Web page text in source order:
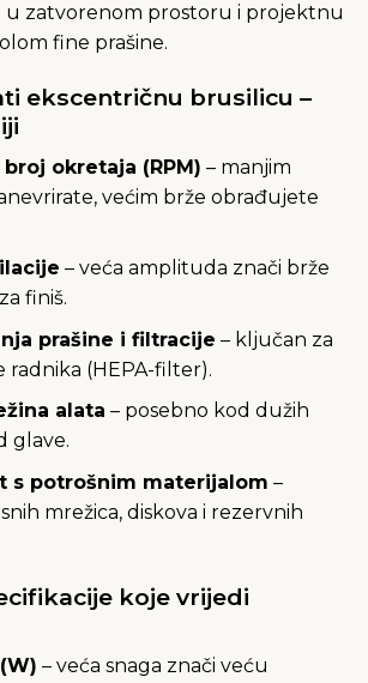
u zatvorenom prostoru i projektnu
fine prašine.
ekscentričnu brusilicu –
okretaja (RPM) – manjim
većim brže obrađujete
– veća amplituda znači brže
finiš.
prašine i filtracije – ključan za
radnika (HEPA-filter).
alata – posebno kod dužih
glave.
s potrošnim materijalom –
mrežica, diskova i rezervnih
koje vrijedi
– veća snaga znači veću